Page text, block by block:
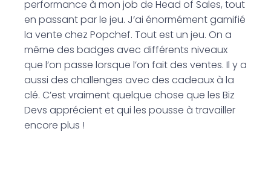
performance à mon job de Head of Sales, tout
en passant par le jeu. J’ai énormément gamifié
la vente chez Popchef. Tout est un jeu. On a
même des badges avec différents niveaux
que l’on passe lorsque l’on fait des ventes. Il y a
aussi des challenges avec des cadeaux à la
clé. C’est vraiment quelque chose que les Biz
Devs apprécient et qui les pousse à travailler
encore plus !